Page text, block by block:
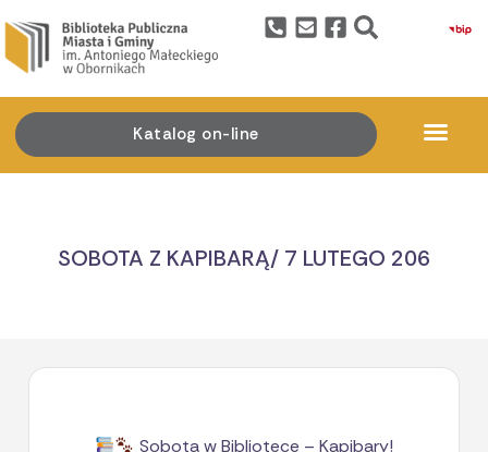
Katalog on-line
SOBOTA Z KAPIBARĄ/ 7 LUTEGO 206
Sobota w Bibliotece – Kapibary!